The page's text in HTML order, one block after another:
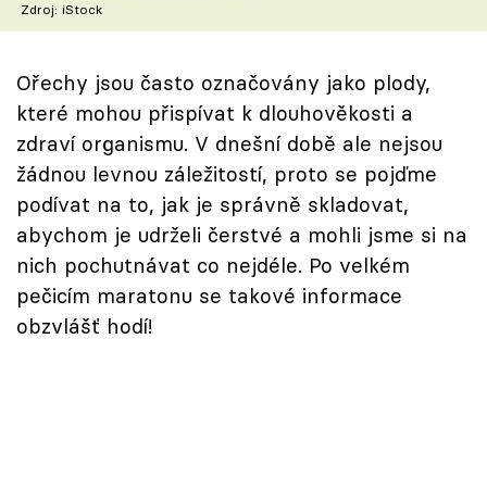
Sledujte prima+
Přihlášení
Sledujte nás
Zdroj: iStock
Ořechy jsou často označovány jako plody,
které mohou přispívat k dlouhověkosti a
zdraví organismu. V dnešní době ale nejsou
žádnou levnou záležitostí, proto se pojďme
podívat na to, jak je správně skladovat,
abychom je udrželi čerstvé a mohli jsme si na
nich pochutnávat co nejdéle. Po velkém
pečicím maratonu se takové informace
obzvlášť hodí!